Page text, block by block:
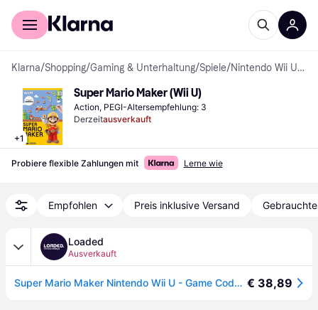
Für Shopper
Klarna/Shopping/Gaming & Unterhaltung/Spiele/ Nintendo Wii U-Spiele
+1
Super Mario Maker (Wii U)
Action, PEGI-Altersempfehlung: 3
Derzeitausverkauft
Probiere flexible Zahlungen mit Lerne wie
Empfohlen Preis inklusive Versand
Loaded
Ausverkauft
Super Mario Maker Nintendo Wii U - Game Code (EU & UK) € 38,89